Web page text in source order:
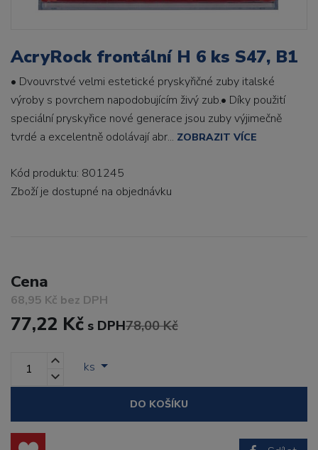
AcryRock frontální H 6 ks S47, B1
• Dvouvrstvé velmi estetické pryskyřičné zuby italské
výroby s povrchem napodobujícím živý zub.• Díky použití
speciální pryskyřice nové generace jsou zuby výjimečně
tvrdé a excelentně odolávají abr... ZOBRAZIT VÍCE
Kód produktu: 801245
Zboží je dostupné na objednávku
Cena
68,95 Kč bez DPH
77,22 Kč s DPH78,00 Kč
ks
DO KOŠÍKU